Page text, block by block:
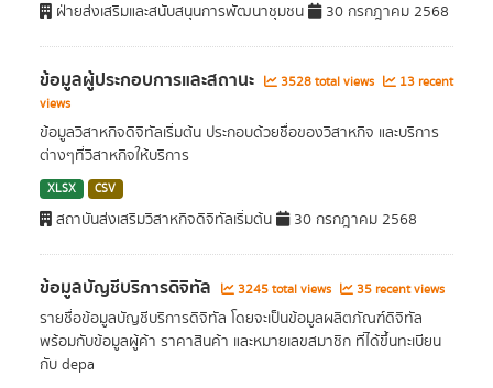
ฝ่ายส่งเสริมและสนับสนุนการพัฒนาชุมชน 30 กรกฎาคม 2568
ข้อมูลผู้ประกอบการและสถานะ 3528 total views
13 recent
views
ข้อมูลวิสาหกิจดิจิทัลเริ่มต้น ประกอบด้วยชื่อของวิสาหกิจ และบริการ
ต่างๆที่วิสาหกิจให้บริการ
XLSX CSV
สถาบันส่งเสริมวิสาหกิจดิจิทัลเริ่มต้น 30 กรกฎาคม 2568
ข้อมูลบัญชีบริการดิจิทัล 3245 total views 35 recent views
รายชื่อข้อมูลบัญชีบริการดิจิทัล โดยจะเป็นข้อมูลผลิตภัณฑ์ดิจิทัล
พร้อมกับข้อมูลผู้ค้า ราคาสินค้า และหมายเลขสมาชิก ที่ได้ขึ้นทะเบียน
กับ depa